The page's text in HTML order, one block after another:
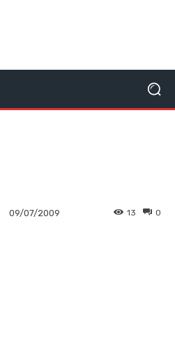
09/07/2009 0
13